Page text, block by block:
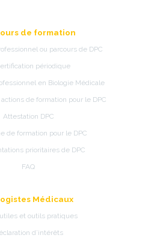
de formation
ou parcours de DPC
périodique
en Biologie Médicale
de formation pour le DPC
Attestation DPC
de formation pour le DPC
prioritaires de DPC
FAQ
Médicaux
et outils pratiques
d’intérêts